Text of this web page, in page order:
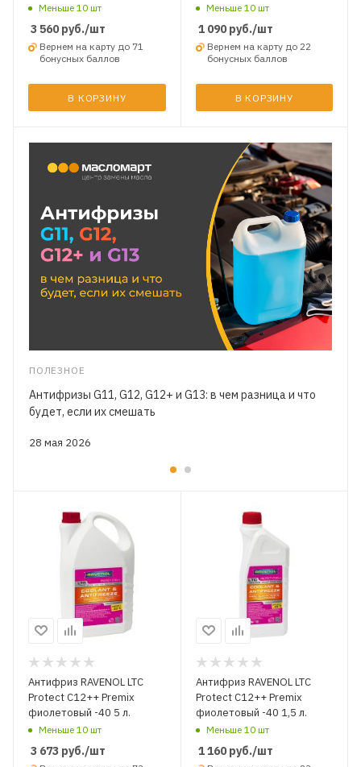
Меньше 10 шт
3 560 руб./шт
Вернем на карту до 71
бонусных баллов
В КОРЗИНУ
Меньше 10 шт
1 090руб./шт
Вернем на карту до 22
бонусных баллов
В КОРЗИНУ
ПОЛЕЗНОЕ
28 мая 2026
Антифризы G11, G12, G12+ и G13: в чем разница и что
будет, если их смешать
Антифриз RAVENOL LTC
Protect C12++ Premix
фиолетовый -40 5 л.
Меньше 10 шт
3 673 руб./шт
Антифриз RAVENOL LTC
Protect C12++ Premix
фиолетовый -40 1,5 л.
Меньше 10 шт
1 160руб./шт